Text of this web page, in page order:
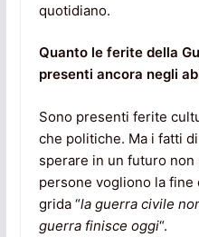
quotidiano.
Quanto le ferite della
presenti ancora negli
Sono presenti ferite
che politiche. Ma i fatti
sperare in un futuro
persone vogliono la
grida “la guerra civile
guerra finisce oggi“.